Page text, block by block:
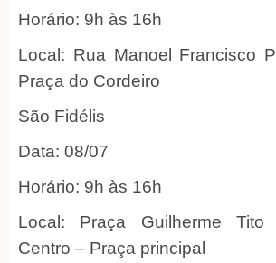
Horário: 9h às 16h
Local: Rua Manoel Francisco
Praça do Cordeiro
São Fidélis
Data: 08/07
Horário: 9h às 16h
Local: Praça Guilherme Tito
Centro – Praça principal